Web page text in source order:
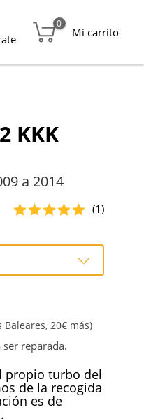
0
Mi carrito
KKK
a 2014
(1)
Baleares, 20€ más)
ser reparada.
propio turbo del
de la recogida
es de